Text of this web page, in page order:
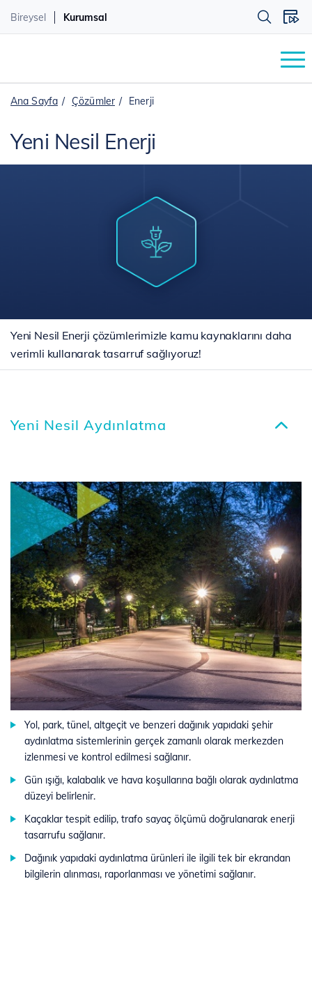
Bireysel Kurumsal
Ana Sayfa Çözümler Enerji
Yeni Nesil Enerji
Yeni Nesil Enerji çözümlerimizle kamu kaynaklarını daha
verimli kullanarak tasarruf sağlıyoruz!
Yeni Nesil Aydınlatma
Yol, park, tünel, altgeçit ve benzeri dağınık yapıdaki şehir
aydınlatma sistemlerinin gerçek zamanlı olarak merkezden
izlenmesi ve kontrol edilmesi sağlanır.
Gün ışığı, kalabalık ve hava koşullarına bağlı olarak aydınlatma
düzeyi belirlenir.
Kaçaklar tespit edilip, trafo sayaç ölçümü doğrulanarak enerji
tasarrufu sağlanır.
Dağınık yapıdaki aydınlatma ürünleri ile ilgili tek bir ekrandan
bilgilerin alınması, raporlanması ve yönetimi sağlanır.